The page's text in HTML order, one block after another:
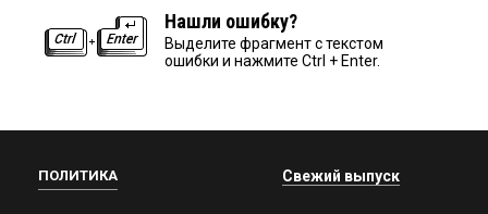
Нашли ошибку?
Выделите фрагмент с текстом
ошибки и нажмите Ctrl + Enter.
ПОЛИТИКА Свежий выпуск